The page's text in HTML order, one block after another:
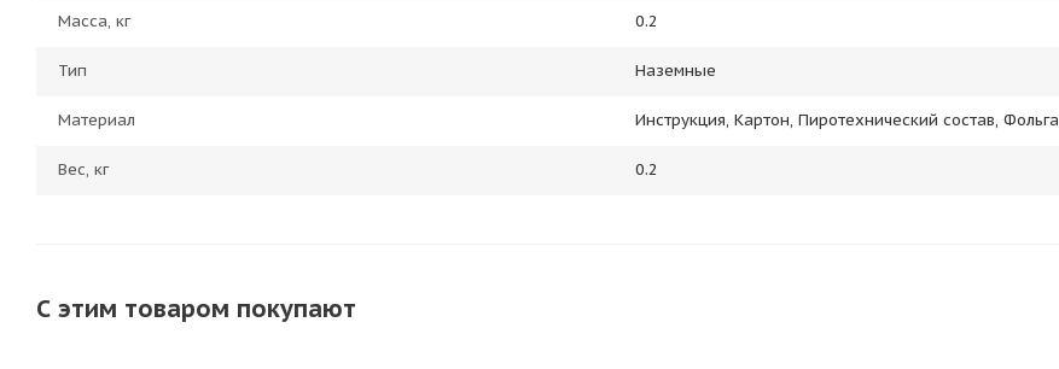
Масса, кг 0.2
Тип Наземные
Материал Инструкция, Картон, Пиротехнический состав, Фольга
Вес, кг 0.2
С этим товаром покупают